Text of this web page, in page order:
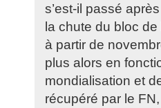
s’est-il passé
la chute du bloc de
à partir de
plus alors en
mondialisation et
récupéré par le